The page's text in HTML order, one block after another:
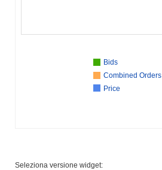
Bids
Combined Orders
Price
Seleziona versione widget: